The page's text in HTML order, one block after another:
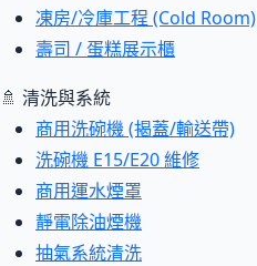
凍房/冷庫工程 (Cold Room)
壽司 / 蛋糕展示櫃
🚿 清洗與系統
商用洗碗機 (揭蓋/輸送帶)
洗碗機 E15/E20 維修
商用運水煙罩
靜電除油煙機
抽氣系統清洗